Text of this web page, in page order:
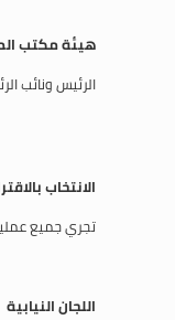
هيئة مكتب
الرئيس ونائب
الانتخاب
تجري جميع
اللجان النيابية